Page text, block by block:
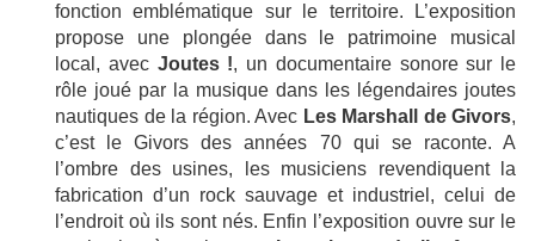
fonction emblématique sur le territoire. L’exposition
propose une plongée dans le patrimoine musical
local, avec Joutes !, un documentaire sonore sur le
rôle joué par la musique dans les légendaires joutes
nautiques de la région. Avec Les Marshall de Givors,
c’est le Givors des années 70 qui se raconte. A
l’ombre des usines, les musiciens revendiquent la
fabrication d’un rock sauvage et industriel, celui de
l’endroit où ils sont nés. Enfin l’exposition ouvre sur le